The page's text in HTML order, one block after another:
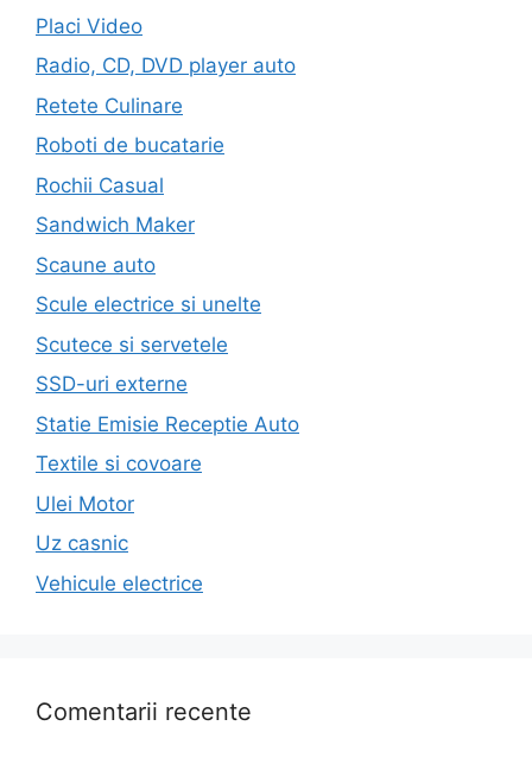
Placi Video
Radio, CD, DVD player auto
Retete Culinare
Roboti de bucatarie
Rochii Casual
Sandwich Maker
Scaune auto
Scule electrice si unelte
Scutece si servetele
SSD-uri externe
Statie Emisie Receptie Auto
Textile si covoare
Ulei Motor
Uz casnic
Vehicule electrice
Comentarii recente